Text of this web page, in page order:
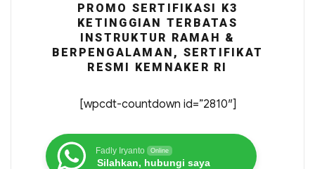
PROMO SERTIFIKASI K3
KETINGGIAN TERBATAS
INSTRUKTUR RAMAH &
BERPENGALAMAN, SERTIFIKAT
RESMI KEMNAKER RI
[wpcdt-countdown id=”2810″]
Fadly Iryanto Online
Silahkan, hubungi saya